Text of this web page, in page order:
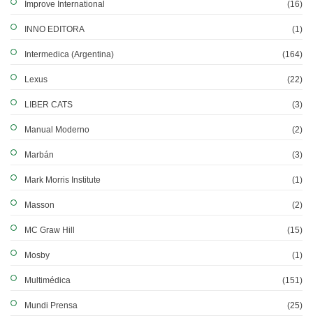
Improve International (16)
INNO EDITORA (1)
Intermedica (Argentina) (164)
Lexus (22)
LIBER CATS (3)
Manual Moderno (2)
Marbán (3)
Mark Morris Institute (1)
Masson (2)
MC Graw Hill (15)
Mosby (1)
Multimédica (151)
Mundi Prensa (25)